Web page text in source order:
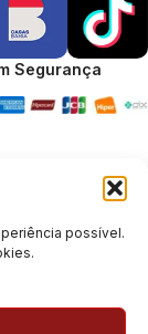
possível.
Segurança